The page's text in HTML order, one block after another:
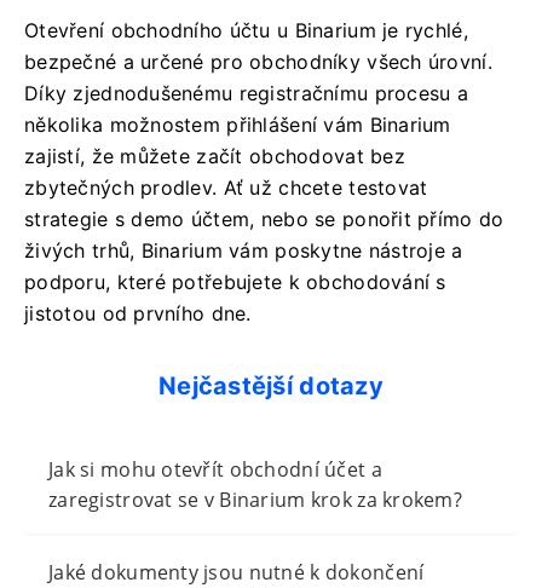
Otevření obchodního účtu u Binarium je rychlé,
bezpečné a určené pro obchodníky všech úrovní.
Díky zjednodušenému registračnímu procesu a
několika možnostem přihlášení vám Binarium
zajistí, že můžete začít obchodovat bez
zbytečných prodlev. Ať už chcete testovat
strategie s demo účtem, nebo se ponořit přímo do
živých trhů, Binarium vám poskytne nástroje a
podporu, které potřebujete k obchodování s
jistotou od prvního dne.
Nejčastější dotazy
Jak si mohu otevřít obchodní účet a
zaregistrovat se v Binarium krok za krokem?
Jaké dokumenty jsou nutné k dokončení